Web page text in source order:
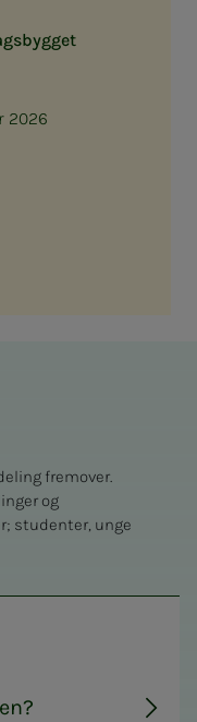
2026
fremover.
og
studenter, unge